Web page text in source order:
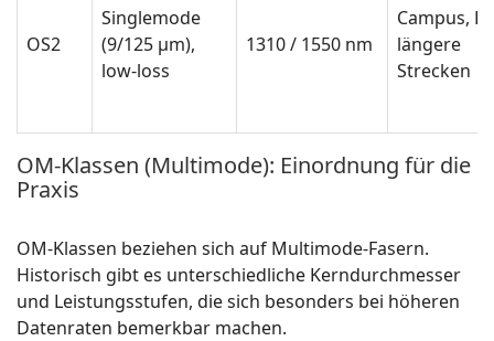
OS2
Singlemode
(9/125 µm),
low-loss
1310 / 1550 nm
Campus,
längere
Strecken
OM-Klassen (Multimode): Einordnung für die
Praxis
OM-Klassen beziehen sich auf Multimode-Fasern.
Historisch gibt es unterschiedliche Kerndurchmesser
und Leistungsstufen, die sich besonders bei höheren
Datenraten bemerkbar machen.